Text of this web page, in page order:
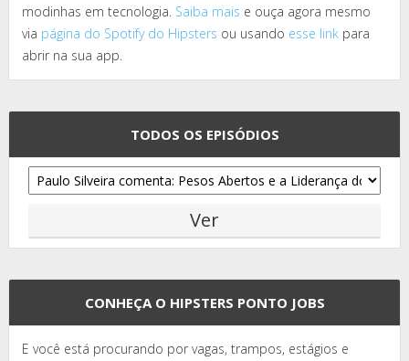
modinhas em tecnologia. Saiba mais e ouça agora mesmo
via página do Spotify do Hipsters ou usando esse link para
abrir na sua app.
TODOS OS EPISÓDIOS
CONHEÇA O HIPSTERS PONTO JOBS
E você está procurando por vagas, trampos, estágios e